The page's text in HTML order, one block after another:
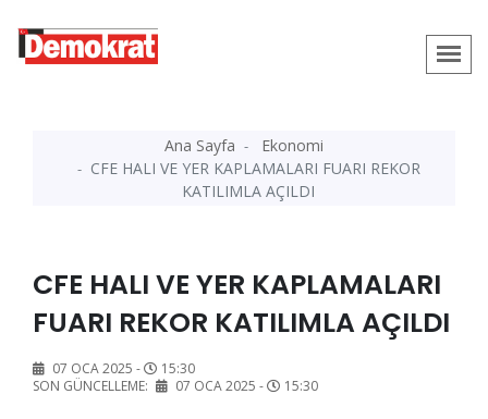
Ana Sayfa
Ekonomi
CFE HALI VE YER KAPLAMALARI FUARI REKOR
KATILIMLA AÇILDI
CFE HALI VE YER KAPLAMALARI
FUARI REKOR KATILIMLA AÇILDI
07 OCA 2025 -
15:30
SON GÜNCELLEME:
07 OCA 2025 - 15:30